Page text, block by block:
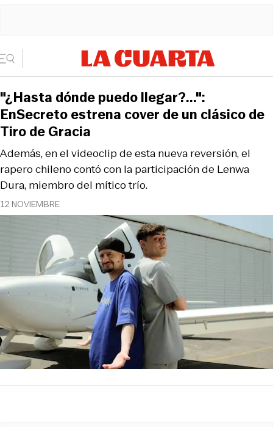
12 NOVIEMBRE
Además, en el videoclip de esta nueva reversión, el
rapero chileno contó con la participación de Lenwa
Dura, miembro del mítico trío.
"¿Hasta dónde puedo llegar?...":
EnSecreto estrena cover de un clásico de
Tiro de Gracia